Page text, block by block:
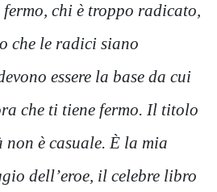
fermo, chi è troppo radicato,
che le radici siano
essere la base da cui
che ti tiene fermo. Il titolo
non è casuale. È la mia
dell’eroe, il celebre libro